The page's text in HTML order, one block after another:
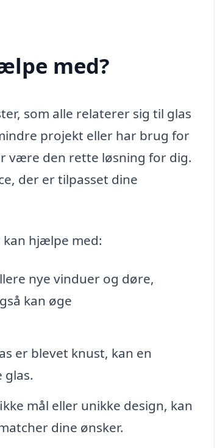
med?
som alle relaterer sig til glas
projekt eller har brug for
være den rette løsning for dig.
der er tilpasset dine
kan hjælpe med:
nye vinduer og døre,
kan øge
er blevet knust, kan en
mål eller unikke design, kan
dine ønsker.